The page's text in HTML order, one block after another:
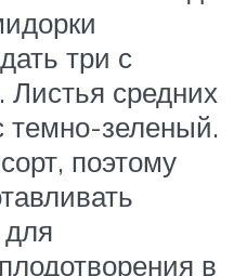
три с
Листья средних
темно-зеленый.
поэтому
в